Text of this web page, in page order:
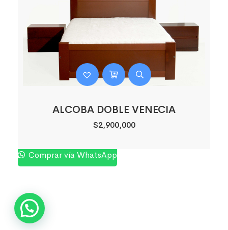
ALCOBA DOBLE VENECIA
$2,900,000
Comprar vía WhatsApp